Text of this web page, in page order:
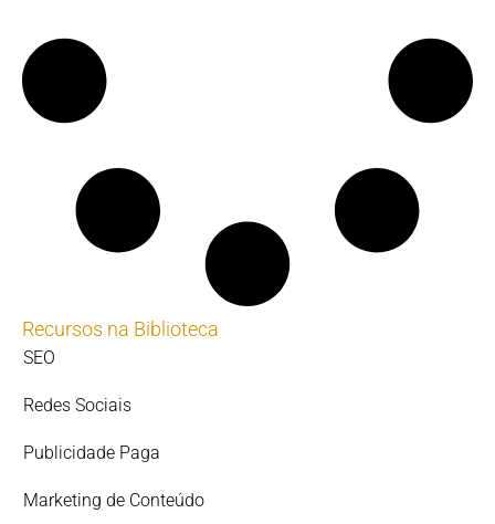
Recursos na Biblioteca
SEO
Redes Sociais
Publicidade Paga
Marketing de Conteúdo